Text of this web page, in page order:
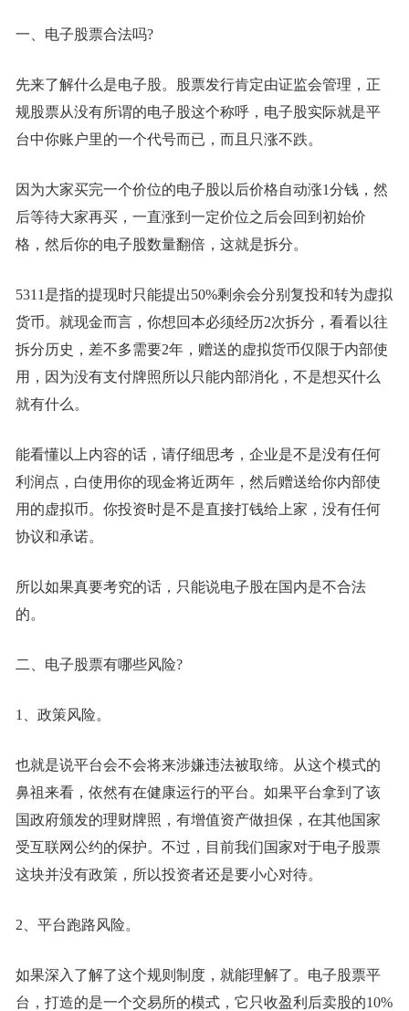
一、电子股票合法吗?
先来了解什么是电子股。股票发行肯定由证监会管理，正
规股票从没有所谓的电子股这个称呼，电子股实际就是平
台中你账户里的一个代号而已，而且只涨不跌。
因为大家买完一个价位的电子股以后价格自动涨1分钱，然
后等待大家再买，一直涨到一定价位之后会回到初始价
格，然后你的电子股数量翻倍，这就是拆分。
5311是指的提现时只能提出50%剩余会分别复投和转为虚拟
货币。就现金而言，你想回本必须经历2次拆分，看看以往
拆分历史，差不多需要2年，赠送的虚拟货币仅限于内部使
用，因为没有支付牌照所以只能内部消化，不是想买什么
就有什么。
能看懂以上内容的话，请仔细思考，企业是不是没有任何
利润点，白使用你的现金将近两年，然后赠送给你内部使
用的虚拟币。你投资时是不是直接打钱给上家，没有任何
协议和承诺。
所以如果真要考究的话，只能说电子股在国内是不合法
的。
二、电子股票有哪些风险?
1、政策风险。
也就是说平台会不会将来涉嫌违法被取缔。从这个模式的
鼻祖来看，依然有在健康运行的平台。如果平台拿到了该
国政府颁发的理财牌照，有增值资产做担保，在其他国家
受互联网公约的保护。不过，目前我们国家对于电子股票
这块并没有政策，所以投资者还是要小心对待。
2、平台跑路风险。
如果深入了解了这个规则制度，就能理解了。电子股票平
台，打造的是一个交易所的模式，它只收盈利后卖股的10%